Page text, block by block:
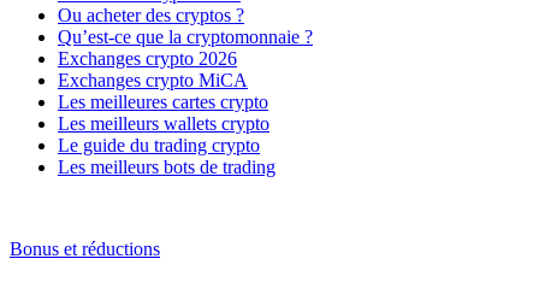
Ou acheter des cryptos ?
Qu’est-ce que la cryptomonnaie ?
Exchanges crypto 2026
Exchanges crypto MiCA
Les meilleures cartes crypto
Les meilleurs wallets crypto
Le guide du trading crypto
Les meilleurs bots de trading
Bonus et réductions